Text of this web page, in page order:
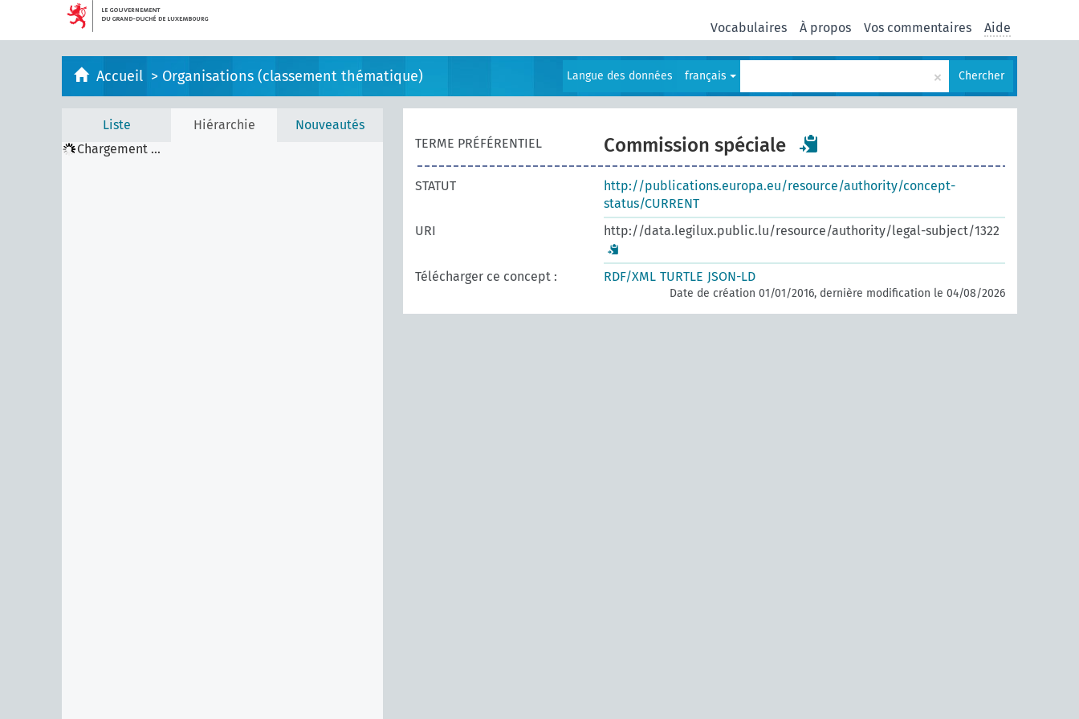
Vocabulaires À propos Vos commentaires Aide
Accueil > Organisations (classement thématique) Langue des données français × Chercher
Liste Hiérarchie
Nouveautés
Chargement ...
TERME PRÉFÉRENTIEL Commission spéciale
STATUT
http://publications.europa.eu/resource/authority/concept-
status/CURRENT
URI
http://data.legilux.public.lu/resource/authority/legal-subject/1322
Télécharger ce concept : RDF/XML TURTLE JSON-LD
Date de création 01/01/2016, dernière modification le 04/08/2026